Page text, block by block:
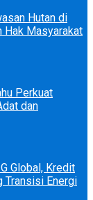
Hutan di
Hak Masyarakat
Perkuat
dan
Global, Kredit
Transisi Energi